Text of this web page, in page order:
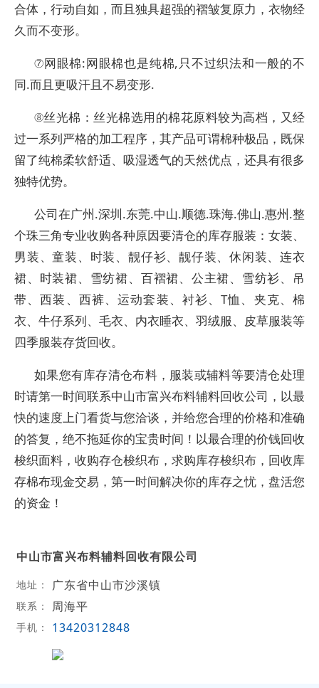
合体，行动自如，而且独具超强的褶皱复原力，衣物经
久而不变形。
⑦网眼棉:网眼棉也是纯棉,只不过织法和一般的不
同.而且更吸汗且不易变形.
⑧丝光棉：丝光棉选用的棉花原料较为高档，又经
过一系列严格的加工程序，其产品可谓棉种极品，既保
留了纯棉柔软舒适、吸湿透气的天然优点，还具有很多
独特优势。
公司在广州.深圳.东莞.中山.顺德.珠海.佛山.惠州.整
个珠三角专业收购各种原因要清仓的库存服装：女装、
男装、童装、时装、靓仔衫、靓仔装、休闲装、连衣
裙、时装裙、雪纺裙、百褶裙、公主裙、雪纺衫、吊
带、西装、西裤、运动套装、衬衫、T恤、夹克、棉
衣、牛仔系列、毛衣、内衣睡衣、羽绒服、皮草服装等
四季服装存货回收。
如果您有库存清仓布料，服装或辅料等要清仓处理
时请第一时间联系中山市富兴布料辅料回收公司，以最
快的速度上门看货与您洽谈，并给您合理的价格和准确
的答复，绝不拖延你的宝贵时间！以最合理的价钱回收
梭织面料，收购存仓梭织布，求购库存梭织布，回收库
存棉布现金交易，第一时间解决你的库存之忧，盘活您
的资金！
中山市富兴布料辅料回收有限公司
地址： 广东省中山市沙溪镇
联系： 周海平
手机： 13420312848